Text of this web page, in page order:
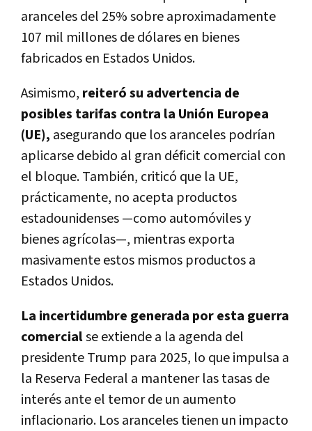
aranceles del 25% sobre aproximadamente
107 mil millones de dólares en bienes
fabricados en Estados Unidos.
Asimismo, reiteró su advertencia de
posibles tarifas contra la Unión Europea
(UE), asegurando que los aranceles podrían
aplicarse debido al gran déficit comercial con
el bloque. También, criticó que la UE,
prácticamente, no acepta productos
estadounidenses —como automóviles y
bienes agrícolas—, mientras exporta
masivamente estos mismos productos a
Estados Unidos.
La incertidumbre generada por esta guerra
comercialse extiende a la agenda del
presidente Trump para 2025, lo que impulsa a
la Reserva Federal a mantener las tasas de
interés ante el temor de un aumento
inflacionario. Los aranceles tienen un impacto